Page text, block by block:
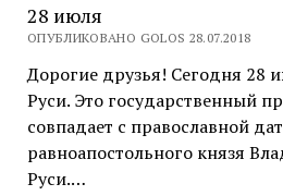
28 июля
ОПУБЛИКОВАНО GOLOS 28.07.2018
Дорогие друзья! Сегодня 28
Руси. Это государственный
совпадает с православной
равноапостольного князя
Руси.…